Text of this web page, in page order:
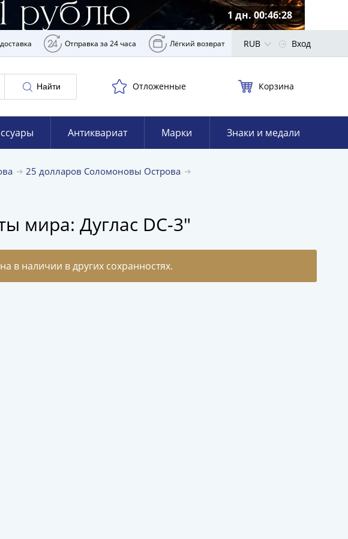
1 дн. 00:46:27
Отправка за 24 часа Лёгкий возврат RUB Вход
Найти Отложенные Корзина
Антиквариат Марки Знаки и медали
25 долларов Соломоновы Острова
мира: Дуглас DC-3"